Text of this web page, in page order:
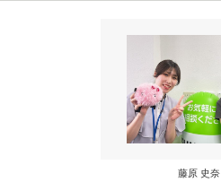
藤原 史奈